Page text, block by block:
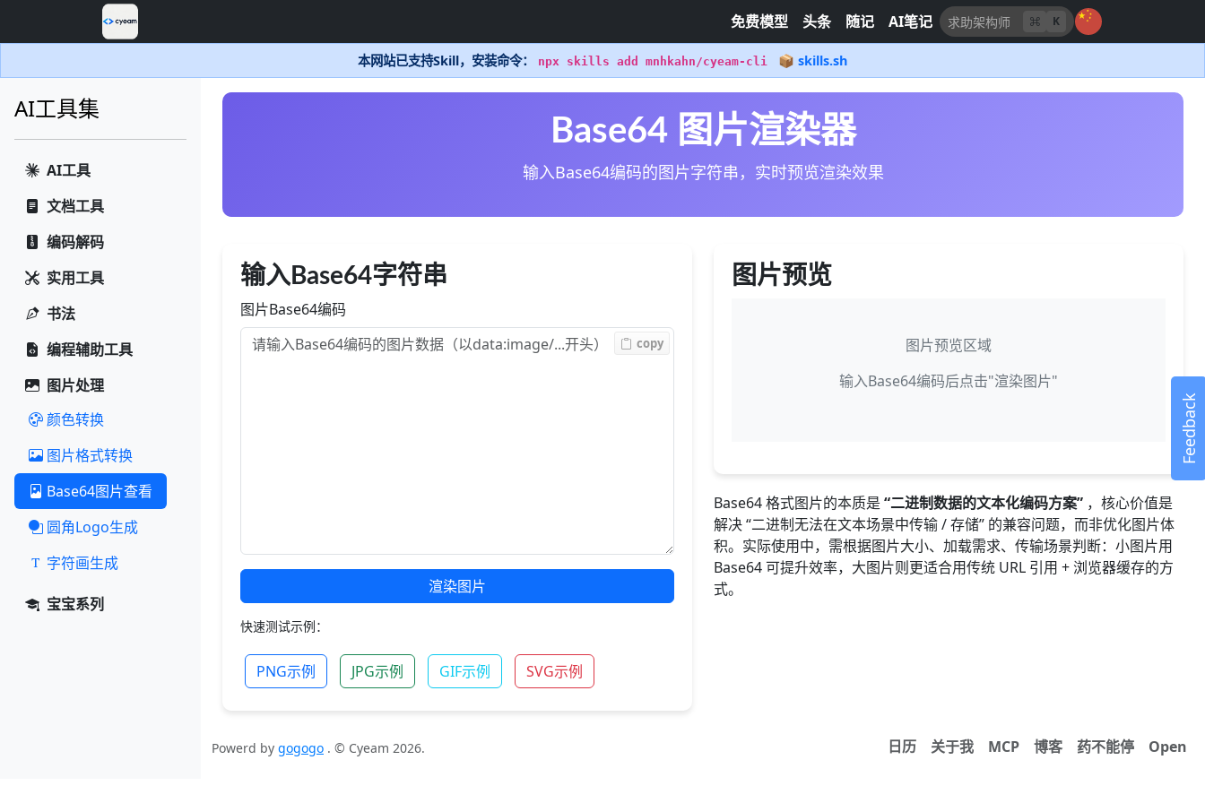
免费模型 头条 随记 AI笔记 K
本网站已支持Skill，安装命令： npx skills add mnhkahn/cyeam-cli 📦 skills.sh
AI工具集
AI工具
文档工具
编码解码
实用工具
书法
编程辅助工具
图片处理
颜色转换
图片格式转换
Base64图片查看
圆角Logo生成
字符画生成
宝宝系列
Base64 图片渲染器
输入Base64编码的图片字符串，实时预览渲染效果
输入Base64字符串
图片Base64编码
copy
渲染图片
快速测试示例：
PNG示例 JPG示例 GIF示例 SVG示例
图片预览
图片预览区域
输入Base64编码后点击"渲染图片"
Base64 格式图片的本质是 “二进制数据的文本化编码方案” ，核心价值是
解决 “二进制无法在文本场景中传输 / 存储” 的兼容问题，而非优化图片体
积。实际使用中，需根据图片大小、加载需求、传输场景判断：小图片用
Base64 可提升效率，大图片则更适合用传统 URL 引用 + 浏览器缓存的方
式。
Powerd by gogogo . © Cyeam 2026. 日历 关于我 MCP 博客 药不能停 Open
Feedback